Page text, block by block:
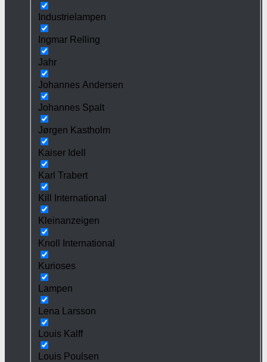
Industrielampen
Ingmar Relling
Jahr
Johannes Andersen
Johannes Spalt
Jørgen Kastholm
Kaiser Idell
Karl Trabert
Kill International
Kleinanzeigen
Knoll International
Kurioses
Lampen
Lena Larsson
Louis Kalff
Louis Poulsen